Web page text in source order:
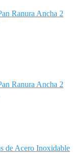
Ranura Ancha 2
Ranura Ancha 2
de Acero Inoxidable